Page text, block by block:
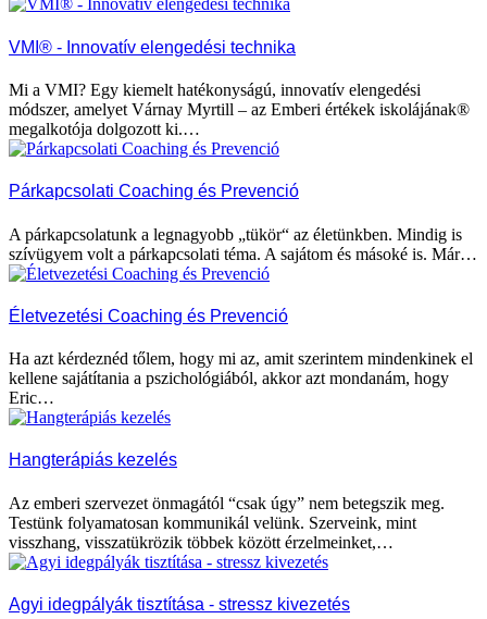
VMI® - Innovatív elengedési technika
Mi a VMI? Egy kiemelt hatékonyságú, innovatív elengedési
módszer, amelyet Várnay Myrtill – az Emberi értékek iskolájának®
megalkotója dolgozott ki.…
Párkapcsolati Coaching és Prevenció
A párkapcsolatunk a legnagyobb „tükör“ az életünkben. Mindig is
szívügyem volt a párkapcsolati téma. A sajátom és másoké is. Már…
Életvezetési Coaching és Prevenció
Ha azt kérdeznéd tőlem, hogy mi az, amit szerintem mindenkinek el
kellene sajátítania a pszichológiából, akkor azt mondanám, hogy
Eric…
Hangterápiás kezelés
Az emberi szervezet önmagától “csak úgy” nem betegszik meg.
Testünk folyamatosan kommunikál velünk. Szerveink, mint
visszhang, visszatükrözik többek között érzelmeinket,…
Agyi idegpályák tisztítása - stressz kivezetés